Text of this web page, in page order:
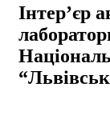
Інтер’єр